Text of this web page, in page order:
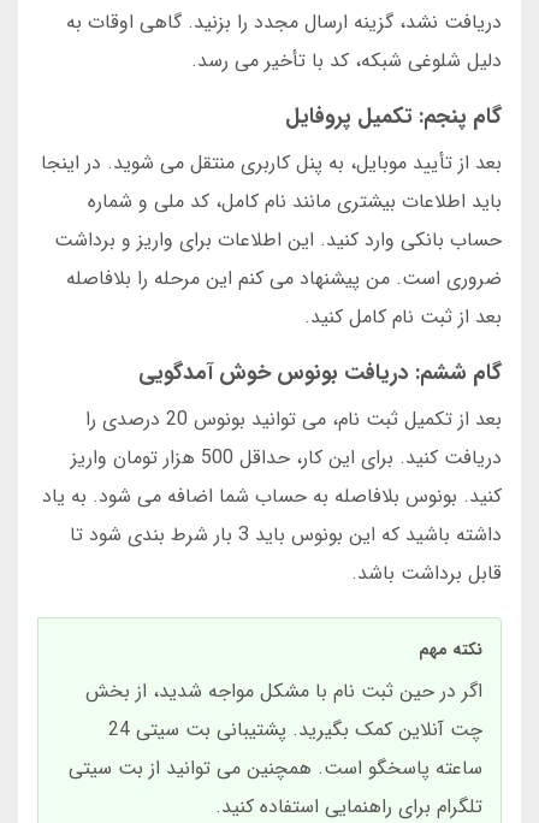
دریافت نشد، گزینه ارسال مجدد را بزنید. گاهی اوقات به
دلیل شلوغی شبکه، کد با تأخیر می رسد.
گام پنجم: تکمیل پروفایل
بعد از تأیید موبایل، به پنل کاربری منتقل می شوید. در اینجا
باید اطلاعات بیشتری مانند نام کامل، کد ملی و شماره
حساب بانکی وارد کنید. این اطلاعات برای واریز و برداشت
ضروری است. من پیشنهاد می کنم این مرحله را بلافاصله
بعد از ثبت نام کامل کنید.
گام ششم: دریافت بونوس خوش آمدگویی
بعد از تکمیل ثبت نام، می توانید بونوس 20 درصدی را
دریافت کنید. برای این کار، حداقل 500 هزار تومان واریز
کنید. بونوس بلافاصله به حساب شما اضافه می شود. به یاد
داشته باشید که این بونوس باید 3 بار شرط بندی شود تا
قابل برداشت باشد.
نکته مهم
اگر در حین ثبت نام با مشکل مواجه شدید، از بخش
چت آنلاین کمک بگیرید. پشتیبانی بت سیتی 24
ساعته پاسخگو است. همچنین می توانید از بت سیتی
تلگرام برای راهنمایی استفاده کنید.